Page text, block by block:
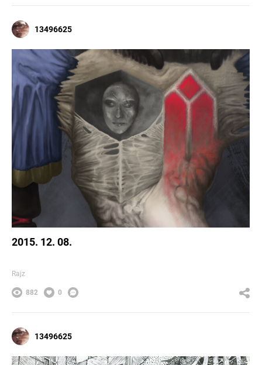
13496625
2015. 12. 08.
Rajz
882 0
13496625